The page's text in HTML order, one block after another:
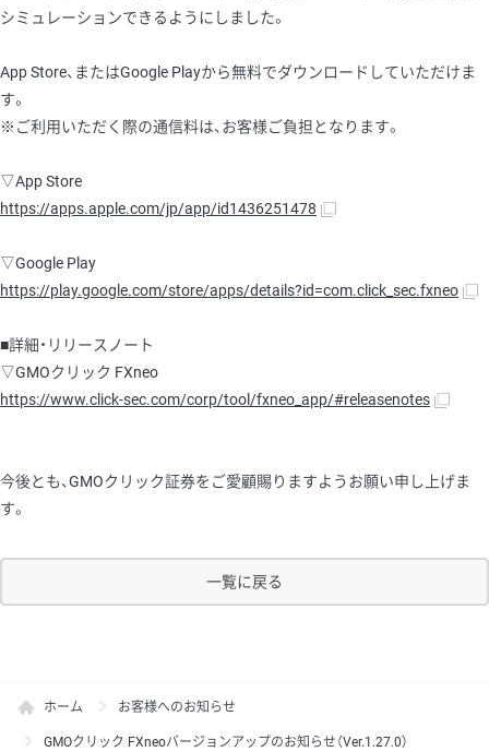
シミュレーションできるようにしました。
App Store、またはGoogle Playから無料でダウンロードしていただけま
す。
※ご利用いただく際の通信料は、お客様ご負担となります。
▽App Store
https://apps.apple.com/jp/app/id1436251478
▽Google Play
https://play.google.com/store/apps/details?id=com.click_sec.fxneo
■詳細・リリースノート
▽GMOクリック FXneo
https://www.click-sec.com/corp/tool/fxneo_app/#releasenotes
今後とも、GMOクリック証券をご愛顧賜りますようお願い申し上げま
す。
一覧に戻る
ホーム お客様へのお知らせ
GMOクリック FXneoバージョンアップのお知らせ（Ver.1.27.0）